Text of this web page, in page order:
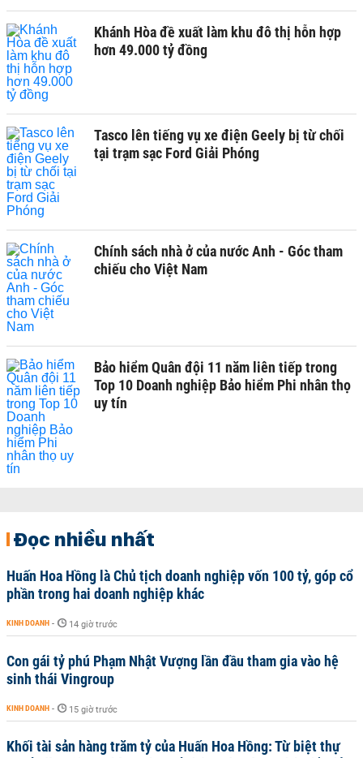
Khánh Hòa đề xuất làm khu đô thị hỗn hợp
hơn 49.000 tỷ đồng
Tasco lên tiếng vụ xe điện Geely bị từ chối
tại trạm sạc Ford Giải Phóng
Chính sách nhà ở của nước Anh - Góc tham
chiếu cho Việt Nam
Bảo hiểm Quân đội 11 năm liên tiếp trong
Top 10 Doanh nghiệp Bảo hiểm Phi nhân thọ
uy tín
Đọc nhiều nhất
Huấn Hoa Hồng là Chủ tịch doanh nghiệp vốn 100 tỷ, góp cổ
phần trong hai doanh nghiệp khác
KINH DOANH - 14 giờ trước
Con gái tỷ phú Phạm Nhật Vượng lần đầu tham gia vào hệ
sinh thái Vingroup
KINH DOANH - 15 giờ trước
Khối tài sản hàng trăm tỷ của Huấn Hoa Hồng: Từ biệt thự